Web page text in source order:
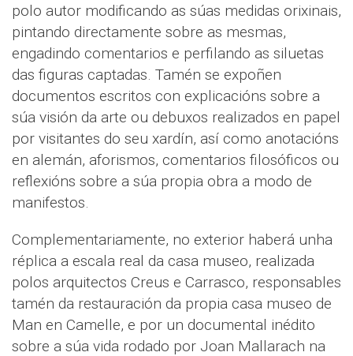
polo autor modificando as súas medidas orixinais,
pintando directamente sobre as mesmas,
engadindo comentarios e perfilando as siluetas
das figuras captadas. Tamén se expoñen
documentos escritos con explicacións sobre a
súa visión da arte ou debuxos realizados en papel
por visitantes do seu xardín, así como anotacións
en alemán, aforismos, comentarios filosóficos ou
reflexións sobre a súa propia obra a modo de
manifestos.
Complementariamente, no exterior haberá unha
réplica a escala real da casa museo, realizada
polos arquitectos Creus e Carrasco, responsables
tamén da restauración da propia casa museo de
Man en Camelle, e por un documental inédito
sobre a súa vida rodado por Joan Mallarach na